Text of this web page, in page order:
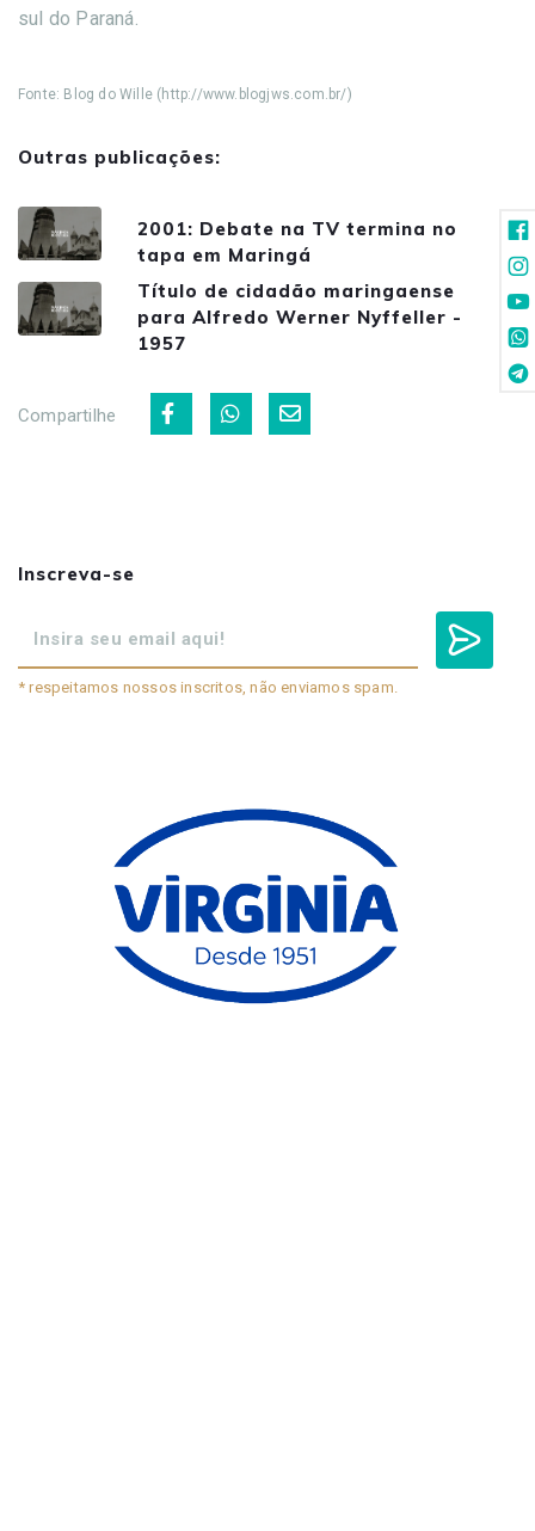
sul do Paraná.
Fonte: Blog do Wille (http://www.blogjws.com.br/)
Outras publicações:
2001: Debate na TV termina no
tapa em Maringá
Título de cidadão maringaense
para Alfredo Werner Nyffeller -
1957
Compartilhe
Inscreva-se
* respeitamos nossos inscritos, não enviamos spam.